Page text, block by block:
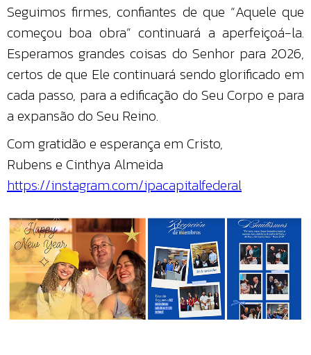
Seguimos firmes, confiantes de que “Aquele que
começou boa obra” continuará a aperfeiçoá-la.
Esperamos grandes coisas do Senhor para 2026,
certos de que Ele continuará sendo glorificado em
cada passo, para a edificação do Seu Corpo e para
a expansão do Seu Reino.
Com gratidão e esperança em Cristo,
Rubens e Cinthya Almeida
https://instagram.com/ipacapitalfederal